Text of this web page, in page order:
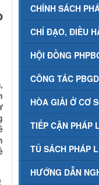
CHÍNH SÁCH
CHỈ ĐẠO, ĐIỀU
HỘI ĐỒNG
CÔNG TÁC
HÒA GIẢI Ở CƠ
TIẾP CẬN PHÁP
TỦ SÁCH PHÁP
HƯỚNG DẪN